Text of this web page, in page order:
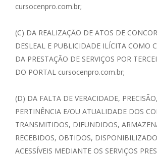
cursocenpro.com.br;
(C) DA REALIZAÇÃO DE ATOS DE
DESLEAL E PUBLICIDADE ILÍCITA COMO
DA PRESTAÇÃO DE SERVIÇOS POR
DO PORTAL cursocenpro.com.br;
(D) DA FALTA DE VERACIDADE,
PERTINÊNCIA E/OU ATUALIDADE DOS
TRANSMITIDOS, DIFUNDIDOS,
RECEBIDOS, OBTIDOS,
ACESSÍVEIS MEDIANTE OS SERVIÇOS